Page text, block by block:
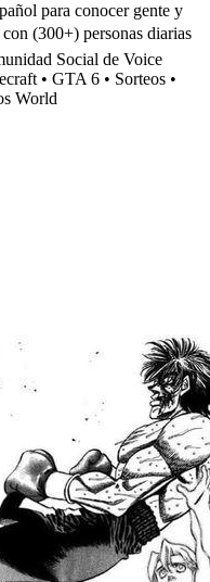
para conocer gente y
(300+) personas diarias
Social de Voice
• GTA 6 • Sorteos •
World